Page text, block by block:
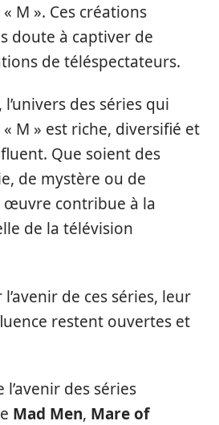
M ». Ces créations
doute à captiver de
de téléspectateurs.
des séries qui
M » est riche, diversifié et
Que soient des
de mystère ou de
œuvre contribue à la
de la télévision
de ces séries, leur
restent ouvertes et
des séries
Mad Men, Mare of